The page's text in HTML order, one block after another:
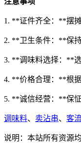
1. **证件齐全：**摆
2. **卫生条件：**保
3. **调味料选择：**
4. **价格合理：**根
5. **诚信经营：**保
调味料、 卖沾串、 客
说明：本站所有资源